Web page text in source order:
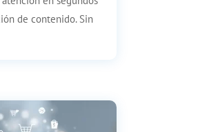
de contenido. Sin